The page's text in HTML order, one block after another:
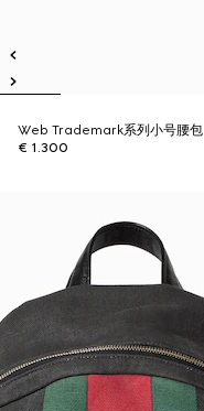
Web Trademark系列小号腰包
€ 1.300